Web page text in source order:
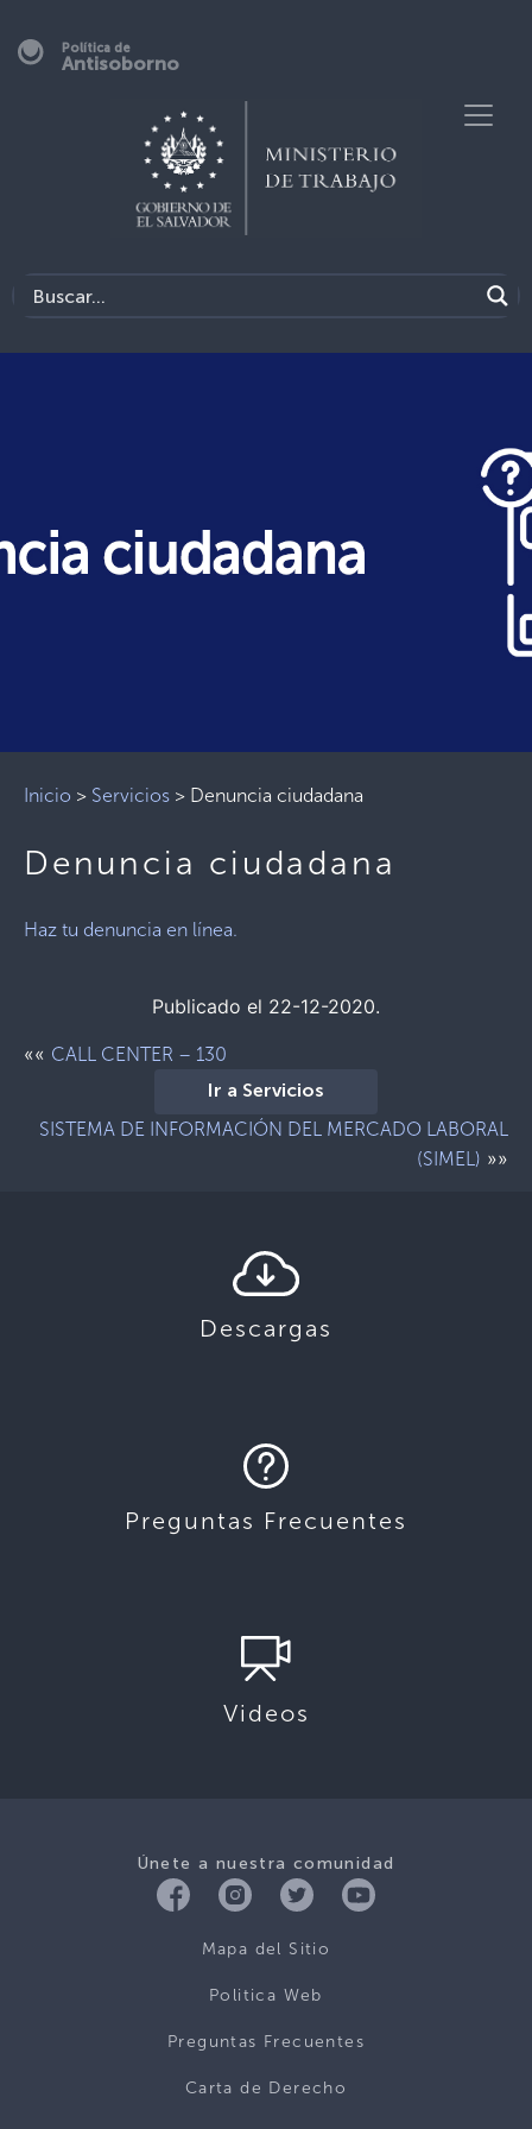
Política de
Antisoborno
Inicio > Servicios > Denuncia ciudadana
Denuncia ciudadana
Haz tu denuncia en línea.
Publicado el 22-12-2020.
«« CALL CENTER – 130
Ir a Servicios
SISTEMA DE INFORMACIÓN DEL MERCADO LABORAL
(SIMEL) »»
Descargas
Preguntas Frecuentes
Videos
Únete a nuestra comunidad
Mapa del Sitio
Politica Web
Preguntas Frecuentes
Carta de Derecho